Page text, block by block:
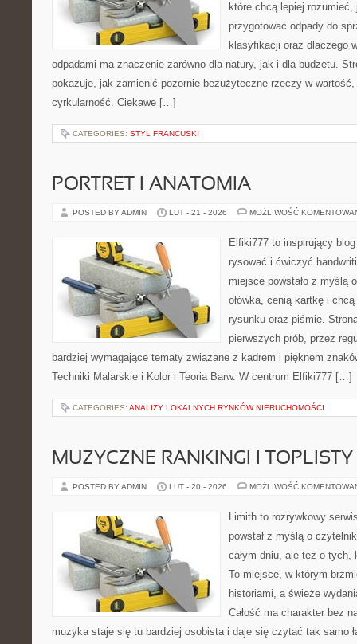
które chcą lepiej rozumieć,
przygotować odpady do
klasyfikacji oraz dlaczego
odpadami ma znaczenie zarówno dla natury, jak i dla budżetu.
pokazuje, jak zamienić pozornie bezużyteczne rzeczy w
cyrkularność. Ciekawe […]
CATEGORIES: STYL FRANCUSKI
PORTRET I ANATOMIA
POSTED BY ADMIN LUT - 21 - 2026 MOŻLIWOŚĆ
Elfiki777 to inspirujący
rysować i ćwiczyć
miejsce powstało z myślą
ołówka, cenią kartkę i
rysunku oraz piśmie.
pierwszych prób, przez
bardziej wymagające tematy związane z kadrem i pięknem
Techniki Malarskie i Kolor i Teoria Barw. W centrum Elfiki777 […]
CATEGORIES: ANALIZY LOKALNYCH RYNKÓW NIERUCHOMOŚCI
MUZYCZNE RANKINGI I TOPLISTY
POSTED BY ADMIN LUT - 20 - 2026 MOŻLIWOŚĆ
Limith to rozrywkowy
powstał z myślą o
całym dniu, ale też o
To miejsce, w którym
historiami, a świeże
Całość ma charakter bez
muzyka staje się tu bardziej osobista i daje się czytać tak samo